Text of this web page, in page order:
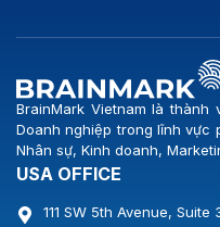
BrainMark Vietnam là thành
Doanh nghiệp trong lĩnh vực
Nhân sự, Kinh doanh,
USA OFFICE
111 SW 5th Avenue,